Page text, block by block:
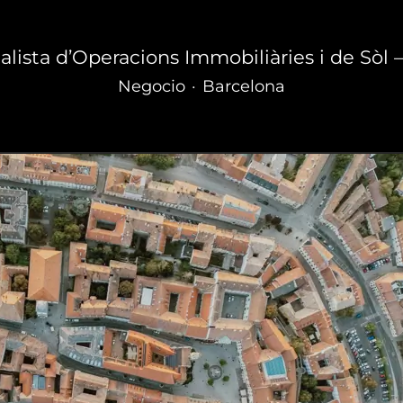
d’Operacions Immobiliàries i de Sòl
Negocio · Barcelona